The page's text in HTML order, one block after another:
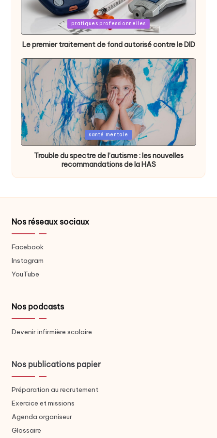
in
pratiques professionnelles
Le premier traitement de fond autorisé contre le DID
Posted
in
santé mentale
Trouble du spectre de l’autisme : les nouvelles
recommandations de la HAS
Nos réseaux sociaux
Facebook
Instagram
YouTube
Nos podcasts
Devenir infirmière scolaire
Nos publications papier
Préparation au recrutement
Exercice et missions
Agenda organiseur
Glossaire